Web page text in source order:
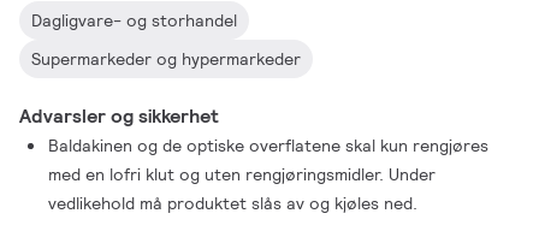
Dagligvare- og storhandel
Supermarkeder og hypermarkeder
Advarsler og sikkerhet
Baldakinen og de optiske overflatene skal kun rengjøres
med en lofri klut og uten rengjøringsmidler. Under
vedlikehold må produktet slås av og kjøles ned.